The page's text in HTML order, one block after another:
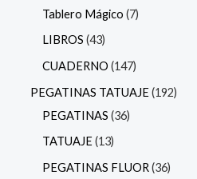
Tablero Mágico 7
LIBROS 43
CUADERNO 147
PEGATINAS TATUAJE 192
PEGATINAS 36
TATUAJE 13
PEGATINAS FLUOR 36